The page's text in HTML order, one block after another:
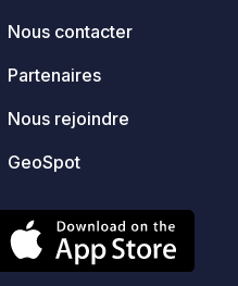
Nous contacter
Partenaires
Nous rejoindre
GeoSpot